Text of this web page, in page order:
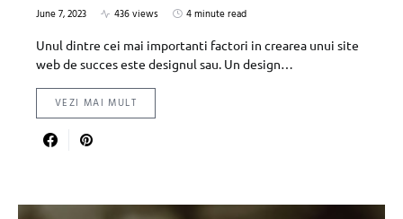
June 7, 2023 436 views
4 minute read
Unul dintre cei mai importanti factori in crearea unui site
web de succes este designul sau. Un design…
VEZI MAI MULT